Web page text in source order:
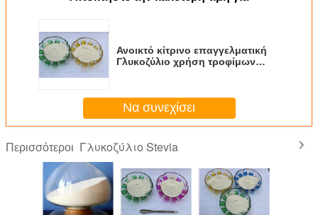
Ανοικτό κίτρινο επαγγελματική
Γλυκοζύλιο χρήση τροφίμων
Να συνεχίσει
Περισσότεροι Γλυκοζύλιο Stevia